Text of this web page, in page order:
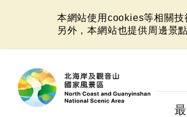
本網站使用cookies等相關技
另外，本網站也提供周邊景